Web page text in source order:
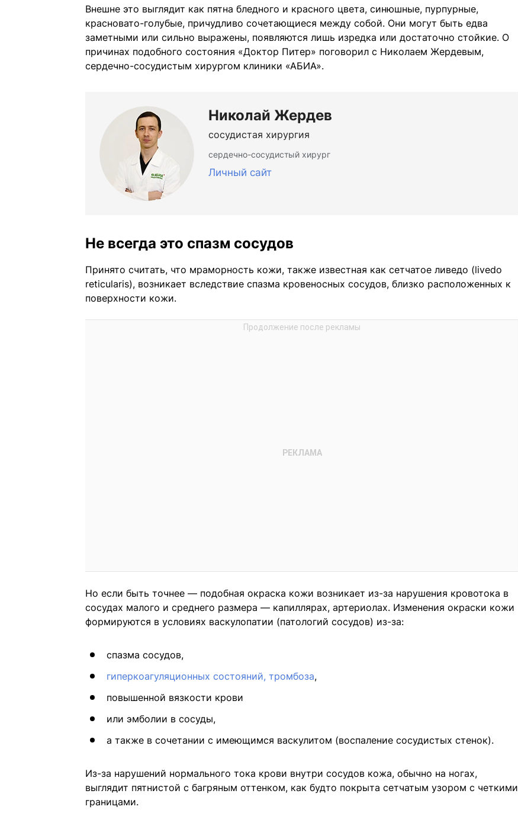
Внешне это выглядит как пятна бледного и красного цвета, синюшные, пурпурные,
красновато-голубые, причудливо сочетающиеся между собой. Они могут быть едва
заметными или сильно выражены, появляются лишь изредка или достаточно стойкие. О
причинах подобного состояния «Доктор Питер» поговорил с Николаем Жердевым,
сердечно-сосудистым хирургом клиники «АБИА».
Николай Жердев
сосудистая хирургия
сердечно-сосудистый хирург
Личный сайт
Не всегда это спазм сосудов
Принято считать, что мраморность кожи, также известная как сетчатое ливедо (livedo
reticularis), возникает вследствие спазма кровеносных сосудов, близко расположенных к
поверхности кожи.
Но если быть точнее — подобная окраска кожи возникает из-за нарушения кровотока в
сосудах малого и среднего размера — капиллярах, артериолах. Изменения окраски кожи
формируются в условиях васкулопатии (патологий сосудов) из-за:
спазма сосудов,
гиперкоагуляционных состояний, тромбоза,
повышенной вязкости крови
или эмболии в сосуды,
а также в сочетании с имеющимся васкулитом (воспаление сосудистых стенок).
Из-за нарушений нормального тока крови внутри сосудов кожа, обычно на ногах,
выглядит пятнистой с багряным оттенком, как будто покрыта сетчатым узором с четкими
границами.